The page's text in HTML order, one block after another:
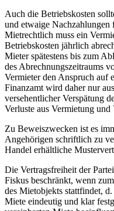
Auch die Betriebskosten
und etwaige Nachzahlungen
Mietrechtlich muss ein
Betriebskosten jährlich
Mieter spätestens bis zum
des Abrechnungszeitraums
Vermieter den Anspruch auf
Finanzamt wird daher nur
versehentlicher Verspätung
Verluste aus Vermietung
Zu Beweiszwecken ist es
Angehörigen schriftlich zu
Handel erhältliche
Die Vertragsfreiheit der
Fiskus beschränkt, wenn
des Mietobjekts stattfindet,
Miete eindeutig und klar